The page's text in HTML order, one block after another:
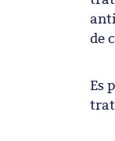
de
Es